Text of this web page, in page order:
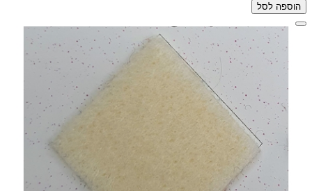
הוספה לסל